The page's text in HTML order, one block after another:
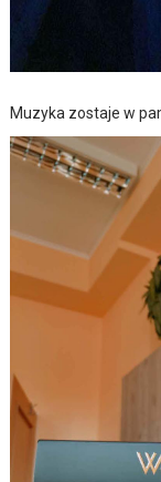
Muzyka zostaje w